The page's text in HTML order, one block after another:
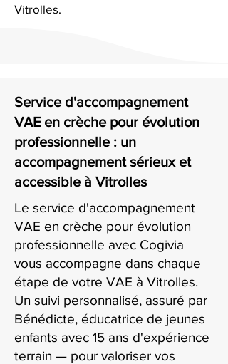
Vitrolles.
Service d'accompagnement
VAE en crèche pour évolution
professionnelle : un
accompagnement sérieux et
accessible à Vitrolles
Le service d'accompagnement
VAE en crèche pour évolution
professionnelle avec Cogivia
vous accompagne dans chaque
étape de votre VAE à Vitrolles.
Un suivi personnalisé, assuré par
Bénédicte, éducatrice de jeunes
enfants avec 15 ans d'expérience
terrain — pour valoriser vos